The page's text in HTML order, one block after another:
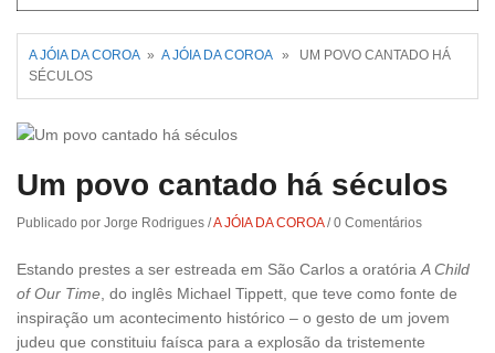
A JÓIA DA COROA » A JÓIA DA COROA» UM POVO CANTADO HÁ
SÉCULOS
Um povo cantado há séculos
Publicado por Jorge Rodrigues /A JÓIA DA COROA /0 Comentários
Estando prestes a ser estreada em São Carlos a oratóriaA Child
of Our Time, do inglês Michael Tippett, que teve como fonte de
inspiração um acontecimento histórico – o gesto de um jovem
judeu que constituiu faísca para a explosão da tristemente